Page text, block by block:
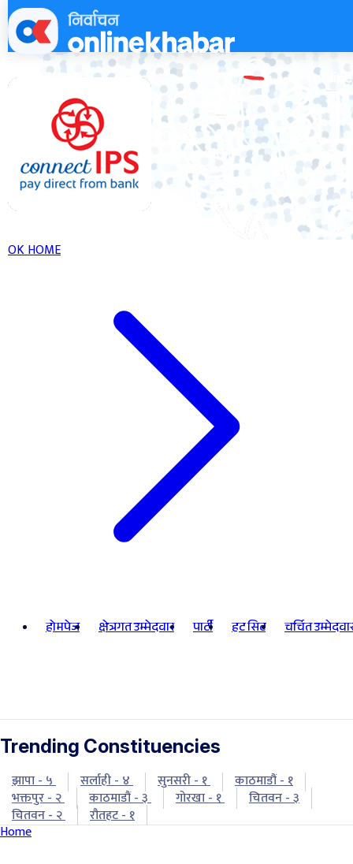
Skip
to
content
OK HOME
होमपेज क्षेत्रगत उम्मेदवार पार्टी हट सिट चर्चित
Trending Constituencies
झापा - ५ सर्लाही - ४ सुनसरी - १
काठमाडौं - १
भक्तपुर - २
काठमाडौं - ३ गोरखा - १
चितवन - ३
चितवन - २
रौतहट - १
Home